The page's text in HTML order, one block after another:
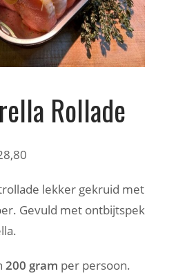
Rollade
lekker gekruid met
Gevuld met ontbijtspek
200 gram per persoon.